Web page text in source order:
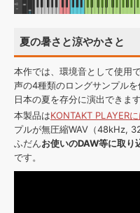
夏の暑さと涼やかさと
本作では、環境音として使用
声の4種類のロングサンプル
日本の夏を存分に演出できます
本製品はKONTAKT PLAYER
プルが無圧縮WAV（48kHz,
ふだんお使いのDAW等に取り
です。